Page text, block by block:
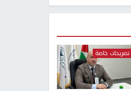
تصريحات خاصة